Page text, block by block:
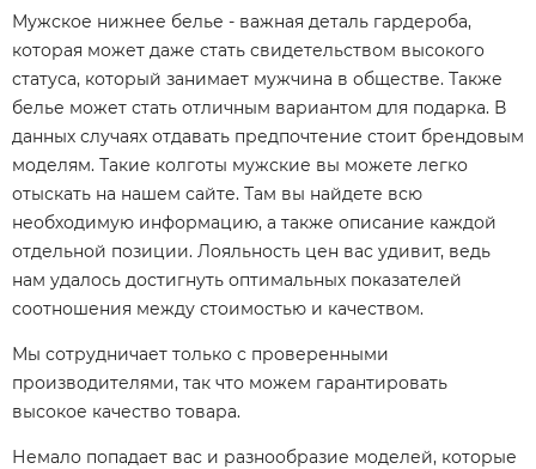
Мужское нижнее белье - важная деталь гардероба,
которая может даже стать свидетельством высокого
статуса, который занимает мужчина в обществе. Также
белье может стать отличным вариантом для подарка. В
данных случаях отдавать предпочтение стоит брендовым
моделям. Такие колготы мужские вы можете легко
отыскать на нашем сайте. Там вы найдете всю
необходимую информацию, а также описание каждой
отдельной позиции. Лояльность цен вас удивит, ведь
нам удалось достигнуть оптимальных показателей
соотношения между стоимостью и качеством.
Мы сотрудничает только с проверенными
производителями, так что можем гарантировать
высокое качество товара.
Немало попадает вас и разнообразие моделей, которые